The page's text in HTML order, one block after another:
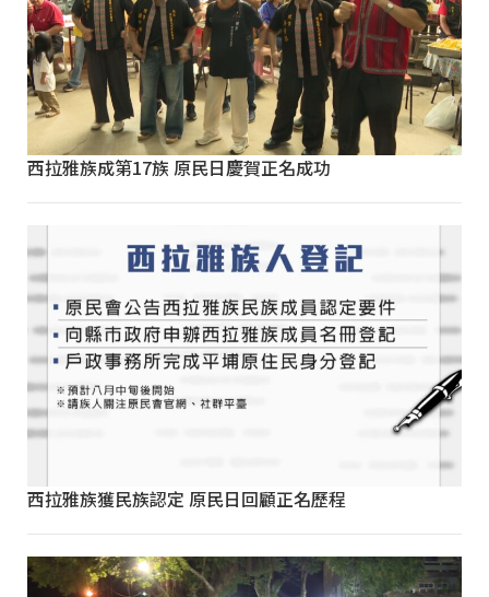
西拉雅族成第17族 原民日慶賀正名成功
西拉雅族獲民族認定 原民日回顧正名歷程